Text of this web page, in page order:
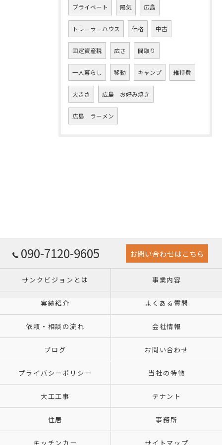
プライベート 陽気 広島
トレーラーハウス 価格 中古
固定資産税 広さ 間取り
一人暮らし 移動 キャンプ 維持費
大きさ 広島 お好み焼き
広島 ラーメン
090-7120-9605 お問い合わせはこちら
サンクビジョンとは 事業内容
実績紹介 よくある質問
依頼・相談の流れ 会社情報
ブログ お問い合わせ
プライバシーポリシー 当社の特徴
大工工事 テナント
住居 事務所
キッチンカー サイトマップ